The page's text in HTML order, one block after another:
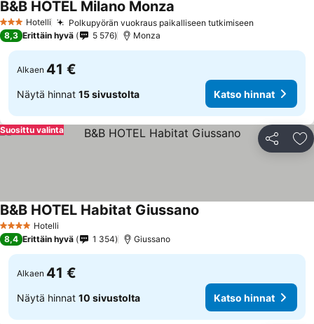
3 Tähtiluokitus
Hotelli Polkupyörän vuokraus paikalliseen tutkimiseen
B&B HOTEL Milano Monza
8,3 Erittäin hyvä 5 576 Monza
Alkaen 41 €
Näytä hinnat 15 sivustolta Katso hinnat
Jaa
Suosittu valinta
4 Tähtiluokitus
Hotelli
B&B HOTEL Habitat Giussano
8,4 Erittäin hyvä 1 354 Giussano
Alkaen 41 €
Näytä hinnat 10 sivustolta Katso hinnat